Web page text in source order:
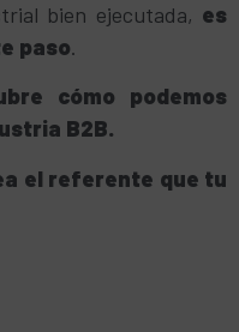
bien ejecutada, es
paso.
cómo podemos
B2B.
el referente que tu